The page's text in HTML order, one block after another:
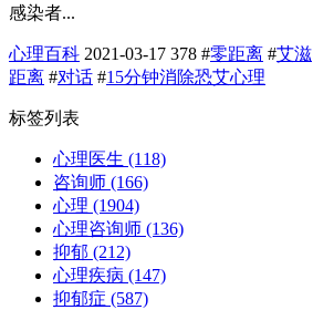
感染者...
心理百科 2021-03-17 378 #零距离 #艾滋
距离 #对话 #15分钟消除恐艾心理
标签列表
心理医生 (118)
咨询师 (166)
心理 (1904)
心理咨询师 (136)
抑郁 (212)
心理疾病 (147)
抑郁症 (587)